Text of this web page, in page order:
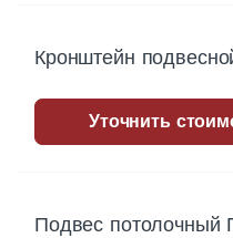
Кронштейн
Уточнить
Подвес потолочный